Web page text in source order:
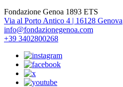
Fondazione Genoa 1893 ETS
Via al Porto Antico 4 | 16128 Genova
info@fondazionegenoa.com
+39 3402800268